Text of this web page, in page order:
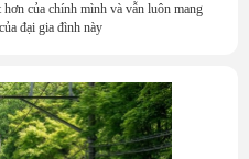
của chính mình và vẫn luôn mang
đại gia đình này